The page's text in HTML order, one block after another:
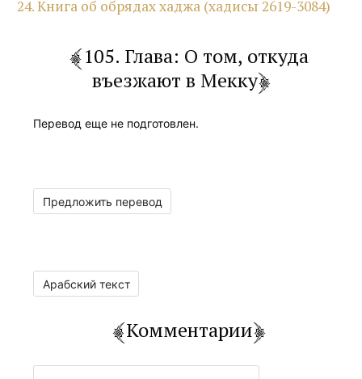
24. Книга об обрядах хаджа (хадисы 2619-3084)
105. Глава: О том, откуда
въезжают в Мекку
Перевод еще не подготовлен.
Предложить перевод
Арабский текст
Комментарии